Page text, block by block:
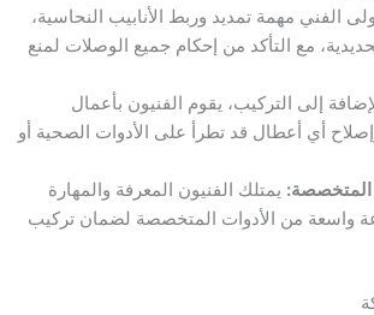
الفني مهمة تمديد وربط الأنابيب النحاسية،
مع التأكد من إحكام جميع الوصلات لمنع
إلى التركيب، يقوم الفنيون بأعمال
أي أعطال قد تطرأ على الأدوات الصحية أو
المتخصصة: يمتلك الفنيون المعرفة والمهارة
واسعة من الأدوات المتخصصة لضمان تركيب